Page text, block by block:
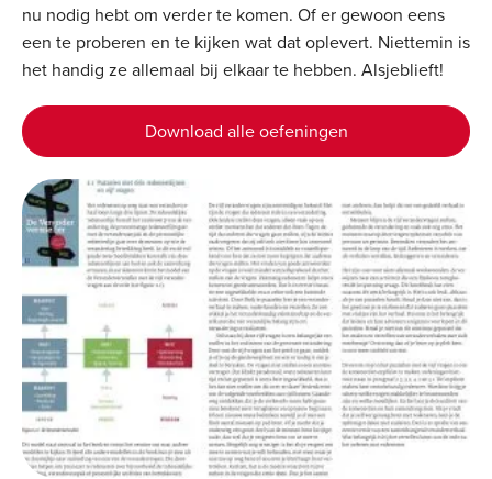
nu nodig hebt om verder te komen. Of er gewoon eens
een te proberen en te kijken wat dat oplevert. Niettemin is
het handig ze allemaal bij elkaar te hebben. Alsjeblieft!
Download alle oefeningen